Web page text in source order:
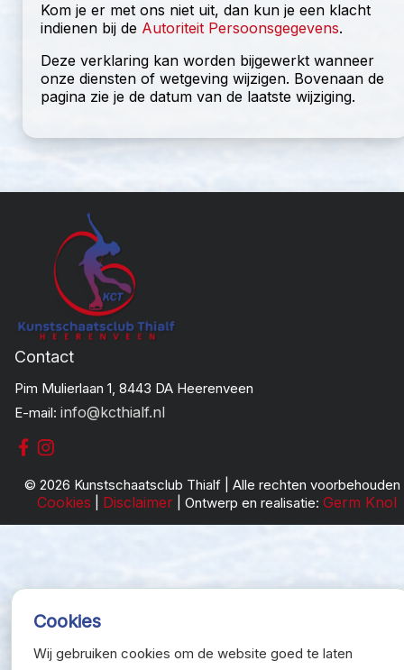
Kom je er met ons niet uit, dan kun je een klacht
indienen bij de Autoriteit Persoonsgegevens.
Deze verklaring kan worden bijgewerkt wanneer
onze diensten of wetgeving wijzigen. Bovenaan de
pagina zie je de datum van de laatste wijziging.
Contact
Pim Mulierlaan 1, 8443 DA Heerenveen
E-mail: info@kcthialf.nl
© 2026 Kunstschaatsclub Thialf | Alle rechten voorbehouden
Cookies Disclaimer| Ontwerp en realisatie: Germ Knol
Cookies
Wij gebruiken cookies om de website goed te laten